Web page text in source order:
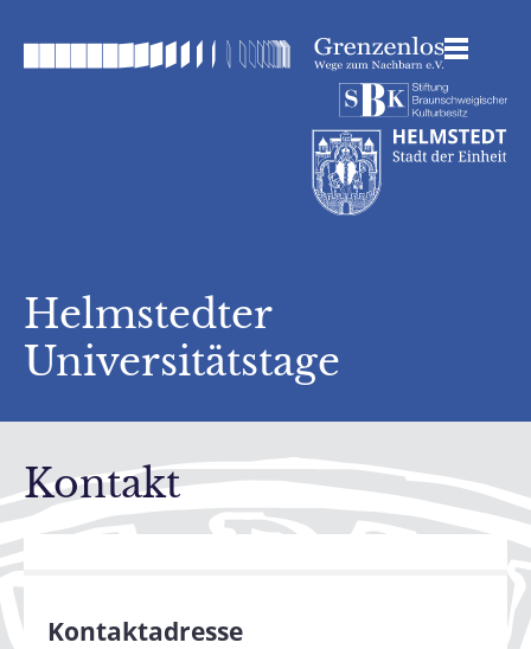
Helmstedter
Universitätstage
Kontakt
Kontaktadresse